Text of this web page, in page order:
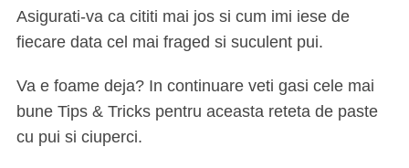
Asigurati-va ca cititi mai jos si cum imi iese de
fiecare data cel mai fraged si suculent pui.
Va e foame deja? In continuare veti gasi cele mai
bune Tips & Tricks pentru aceasta reteta de paste
cu pui si ciuperci.